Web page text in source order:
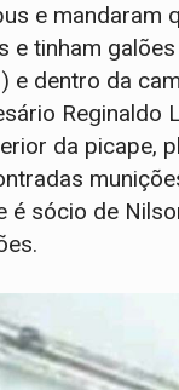
e mandaram
tinham galões
dentro da
Reginaldo
da picape,
sócio de